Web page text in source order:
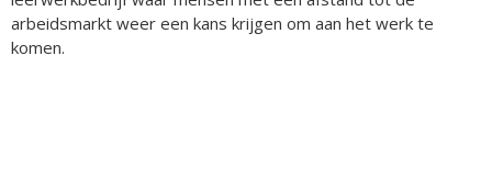
arbeidsmarkt weer een kans krijgen om aan het werk te
komen.